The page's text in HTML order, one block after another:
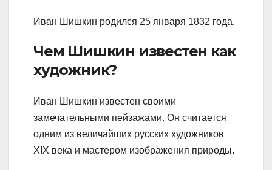
Иван Шишкин родился 25 января 1832 года.
Чем Шишкин известен как
художник?
Иван Шишкин известен своими
замечательными пейзажами. Он считается
одним из величайших русских художников
XIX века и мастером изображения природы.